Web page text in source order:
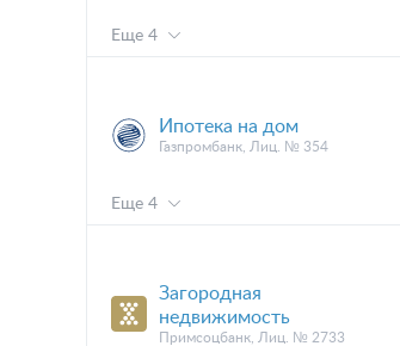
Еще 4
Ипотека на дом
Газпромбанк, Лиц. № 354
Еще 4
Загородная
недвижимость
Примсоцбанк, Лиц. № 2733